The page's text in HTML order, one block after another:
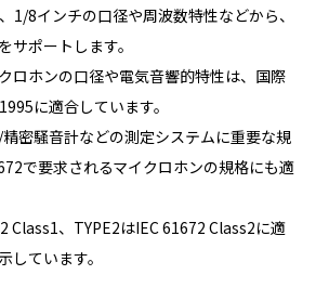
1/8インチの口径や周波数特性などから、
サポートします。
ロホンの口径や電気音響的特性は、国際
に適合しています。
密騒音計などの測定システムに重要な規
で要求されるマイクロホンの規格にも適
Class1、TYPE2はIEC 61672 Class2に適
しています。